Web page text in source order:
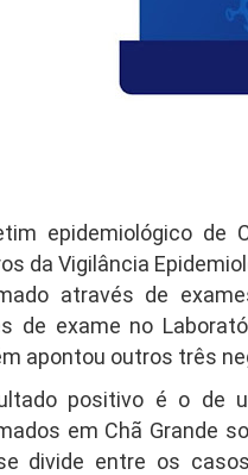
epidemiológico de
da Vigilância
através de
de exame no
apontou outros três
positivo é o de
em Chã Grande
divide entre os